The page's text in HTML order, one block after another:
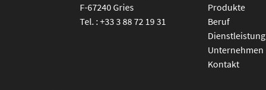
F-67240Gries
Tel. :+33 3 88 72 19 31
Produkte
Beruf
Dienstleistung
Unternehmen
Kontakt